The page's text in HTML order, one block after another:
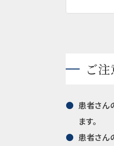
ご
患者さん
ます。
患者さん